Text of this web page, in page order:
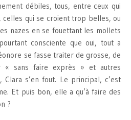
débiles, tous, entre ceux qui
celles qui se croient trop belles, ou
nazes en se fouettant les mollets
consciente que oui, tout a
se fasse traiter de grosse, de
« sans faire exprès » et autres
Clara s’en fout. Le principal, c’est
Et puis bon, elle a qu’à faire des
?